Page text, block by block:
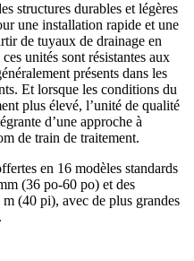
structures durables et légères
une installation rapide et une
de tuyaux de drainage en
unités sont résistantes aux
présents dans les
Et lorsque les conditions du
plus élevé, l’unité de qualité
d’une approche à
de train de traitement.
en 16 modèles standards
(36 po-60 po) et des
(40 pi), avec de plus grandes